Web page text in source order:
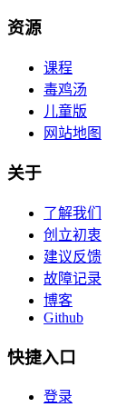
资源
课程
毒鸡汤
儿童版
网站地图
关于
了解我们
创立初衷
建议反馈
故障记录
博客
Github
快捷入口
登录